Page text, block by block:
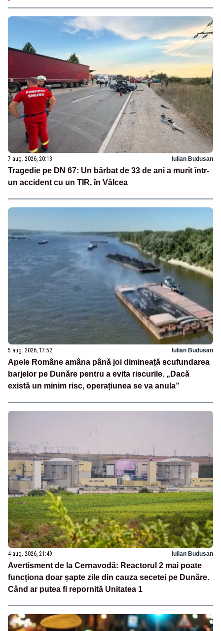
7 aug. 2026, 20:13 Iulian Budusan
Tragedie pe DN 67: Un bărbat de 33 de ani a murit într-
un accident cu un TIR, în Vâlcea
5 aug. 2026, 17:52 Iulian Budusan
Apele Române amâna până joi dimineață scufundarea
barjelor pe Dunăre pentru a evita riscurile. „Dacă
există un minim risc, operațiunea se va anula”
4 aug. 2026, 21:49 Iulian Budusan
Avertisment de la Cernavodă: Reactorul 2 mai poate
funcționa doar șapte zile din cauza secetei pe Dunăre.
Când ar putea fi repornită Unitatea 1